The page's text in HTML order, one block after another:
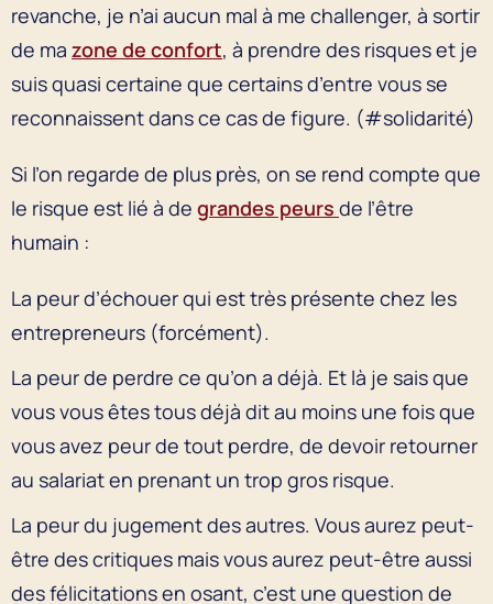
revanche, je n’ai aucun mal à me challenger, à sortir
de ma zone de confort, à prendre des risques et je
suis quasi certaine que certains d’entre vous se
reconnaissent dans ce cas de figure. (#solidarité)
Si l’on regarde de plus près, on se rend compte que
le risque est lié à de grandes peurs de l’être
humain :
La peur d’échouer qui est très présente chez les
entrepreneurs (forcément).
La peur de perdre ce qu’on a déjà. Et là je sais que
vous vous êtes tous déjà dit au moins une fois que
vous avez peur de tout perdre, de devoir retourner
au salariat en prenant un trop gros risque.
La peur du jugement des autres. Vous aurez peut-
être des critiques mais vous aurez peut-être aussi
des félicitations en osant, c’est une question de